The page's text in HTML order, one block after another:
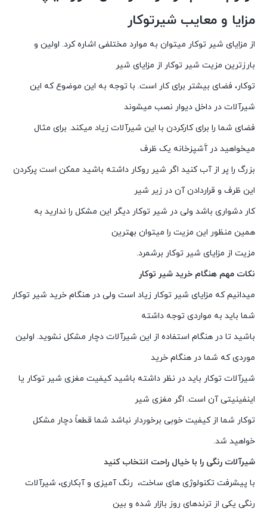
مزایا و معایب شیرتوکار
از مزایای شیر توکار میتوان به موارد مختلفی اشاره کرد. اولین و
بارزترین مزیت شیر توکار از مزایای شیر
توکار، فضای بیشتر برای کار است. با توجه به این موضوع که این
شیرآلات در داخل دیوار نصب میشوند
فضای شما را برای کارکردن با این شیرآلات زیاد میکند. برای مثال
میخواهید در آَشپزخانه یک ظرف
بزرگ را پر از آب کنید اگر شیر روکار داشته باشید ممکن است پرکردن
این ظرف و قراردادن آن در زیر شیر
کار دشواری باشد ولی در شیر توکار دیگر این مشکل را ندارید به
همین منظور این مزیت را میتوان بهترین
مزیت از مزایای شیر توکار برشمرد.
نکات مهم هنگام خرید شیر توکار
میدانیم که مزایای شیر توکار زیاد است ولی در هنگام خرید شیر توکار
شما باید به مواردی توجه داشته
باشید تا در هنگام استفاده از این شیرآلات دچار مشکل نشوید. اولین
موردی که شما در هنگام خرید
شیرآلات توکار باید در نظر داشته باشید کیفیت مغزی شیر توکار یا
اینفینیتی آن است. اگر مغزی شیر
توکار شما از کیفیت خوبی برخوردار نباشد شما قطعاً دچار مشکل
خواهید شد.
شیرآلات رنگی را با خیال راحت انتخاب کنید
با پیشرفت تکنولوژی های ساخت، رنگ آمیزی و آبکاری، شیرآلات
رنگی یکی از ترندهای روز بازار شده و بین